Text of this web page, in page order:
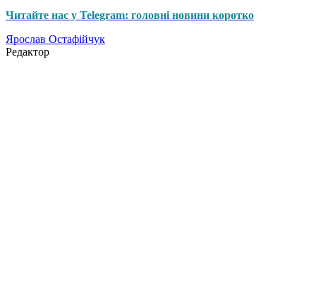
Читайте нас у Telegram: головні новини коротко
Ярослав Остафійчук
Редактор